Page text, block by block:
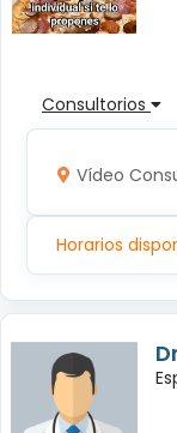
Consultorios
Vídeo
Horarios